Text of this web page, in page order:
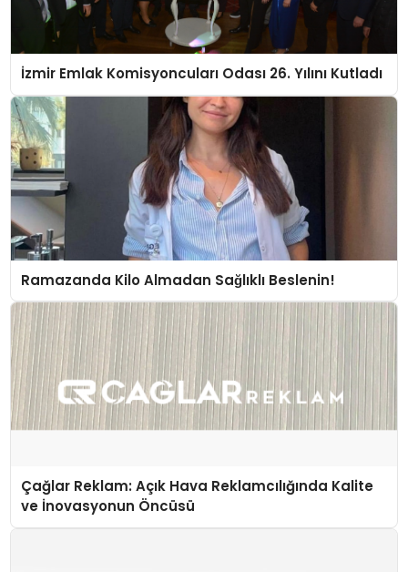
İzmir Emlak Komisyoncuları Odası 26. Yılını Kutladı
Ramazanda Kilo Almadan Sağlıklı Beslenin!
Çağlar Reklam: Açık Hava Reklamcılığında Kalite
ve İnovasyonun Öncüsü